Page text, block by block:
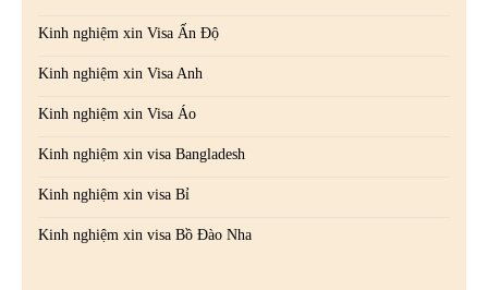
Kinh nghiệm xin Visa Ấn Độ
Kinh nghiệm xin Visa Anh
Kinh nghiệm xin Visa Áo
Kinh nghiệm xin visa Bangladesh
Kinh nghiệm xin visa Bỉ
Kinh nghiệm xin visa Bồ Đào Nha